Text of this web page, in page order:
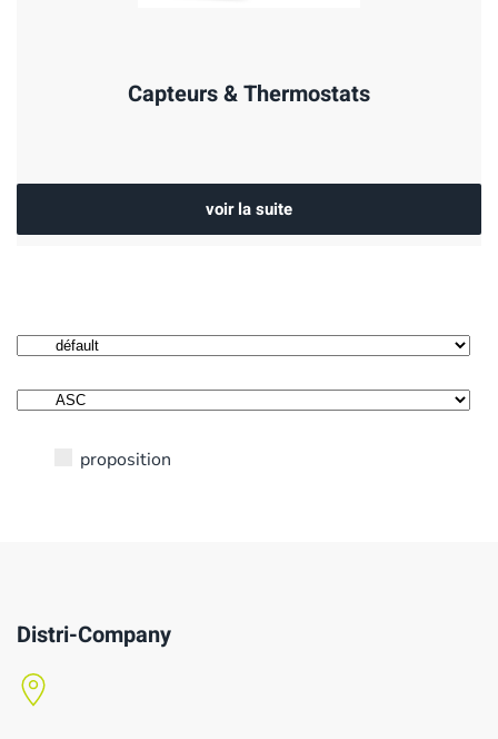
Capteurs & Thermostats
voir la suite
proposition
Distri-Company